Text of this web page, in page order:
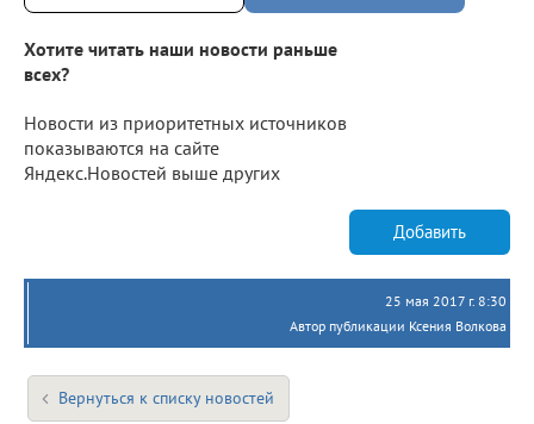
Хотите читать наши новости раньше
всех?
Новости из приоритетных источников
показываются на сайте
Яндекс.Новостей выше других
Добавить
25 мая 2017 г. 8:30
Автор публикации Ксения Волкова
Вернуться к списку новостей